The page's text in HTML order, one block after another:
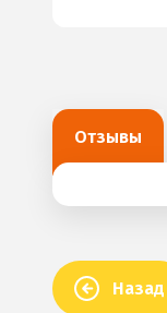
Отзывы
Назад